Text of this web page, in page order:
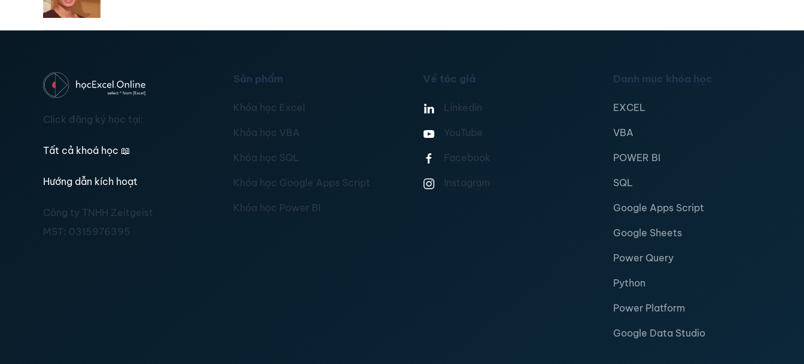
Click đăng ký học tại:
Tất cả khoá học 📖
Hướng dẫn kích hoạt
Công ty TNHH Zeitgeist
MST: 0315976395
Sản phẩm
Khóa học Excel
Khóa học VBA
Khóa học SQL
Khóa học Google Apps Script
Khóa học Power BI
Về tác giả
Linkedin
YouTube
Facebook
Instagram
Danh mục khóa học
EXCEL
VBA
POWER BI
SQL
Google Apps Script
Google Sheets
Power Query
Python
Power Platform
Google Data Studio